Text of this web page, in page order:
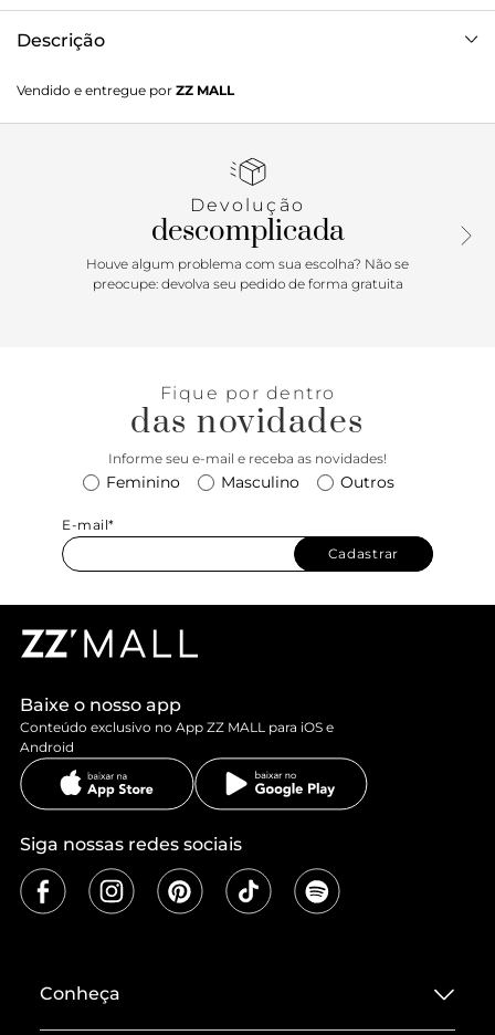
Descrição
amassadinha, que dá um toque moderno e sofisticado ao
visual. Compacta mas com ótimo espaço para levar seus
metal com dois banhos e design exclusivo Schutz. A alça de
e conforto ao carregar. Elegante e estilosa, é daqueles itens
que fazem o look! Comprimento da alça tiracolo: 55cm |
Largura da alça tiracolo: 1cm; Comprimento da alça curta:
28cm | Largura da alça curta: 1cm
Vendido e entregue por ZZ MALL
Devolução
descomplicada
Houve algum problema com sua escolha? Não se
preocupe: devolva seu pedido de forma gratuita
Fique por dentro
das novidades
Informe seu e-mail e receba as novidades!
Feminino Masculino Outros
E-mail*
Cadastrar
Baixe o nosso app
Conteúdo exclusivo no App ZZ MALL para iOS e
Android
Siga nossas redes sociais
Conheça